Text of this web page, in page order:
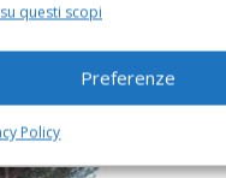
questi scopi
Preferenze
Policy
da
patrimonio